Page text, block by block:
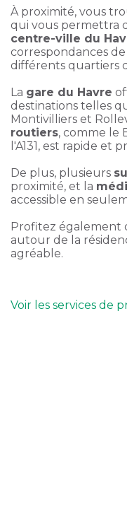
À proximité, vous
qui vous permettra
centre-ville du
correspondances
différents quartiers
La gare du Havre
destinations telles
Montivilliers et
routiers, comme le
l'A131, est rapide et
De plus, plusieurs
proximité, et la
accessible en
Profitez également
autour de la
agréable.
Voir les services de